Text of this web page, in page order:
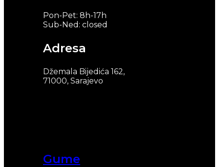
Gume
Pon-Pet: 8h-17h
Sub-Ned: closed
Adresa
Džemala Bijedića 162,
71000, Sarajevo